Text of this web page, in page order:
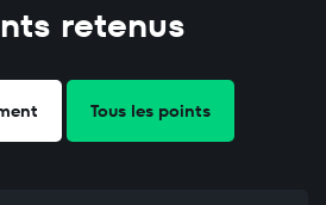
retenus
Tous les points